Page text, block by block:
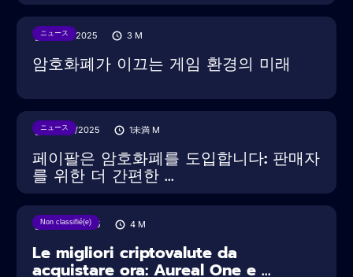
ニュース
15/08/2025 3 M
암호화폐가 이끄는 게임 환경의 미래
ニュース
30/07/2025 1未満 M
페이팔은 암호화폐를 도입합니다: 판매자
를 위한 더 간편한 ...
Non classifié(e)
20/03/2025 4 M
Le migliori criptovalute da
acquistare ora: Aureal One e ...